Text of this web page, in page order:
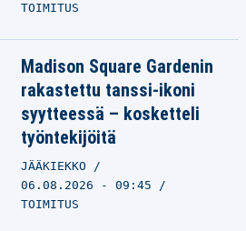
TOIMITUS
Madison Square Gardenin
rakastettu tanssi-ikoni
syytteessä – kosketteli
työntekijöitä
JÄÄKIEKKO
06.08.2026 - 09:45
TOIMITUS